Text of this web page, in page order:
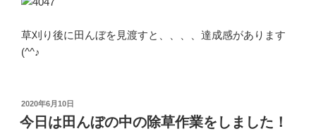
草刈り後に田んぼを見渡すと、、、、達成感があります
(^^♪
投
稿
日:
2020年6月10日
今日は田んぼの中の除草作業をしました！